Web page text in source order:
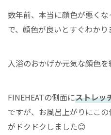
数年前、本当に顔色が悪く
で、顔色が良いとすぐわか
入浴のおかげか元気な顔色
FINEHEATの側面にストレッ
ですが、お風呂上がりにこ
がドクドクしました😊